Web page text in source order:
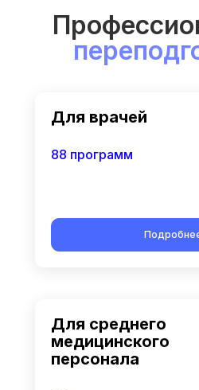
Для среднего
медицинского
персонала
Для врачей
88 программ